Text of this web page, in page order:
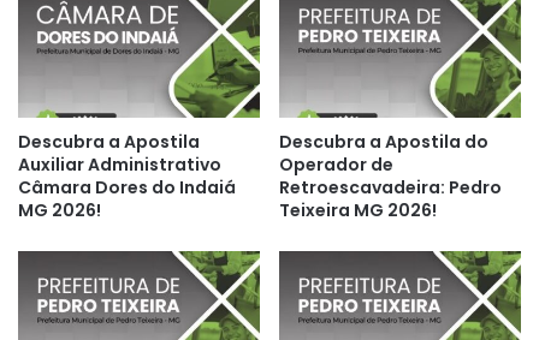
Descubra a Apostila
Auxiliar Administrativo
Câmara Dores do Indaiá
MG 2026!
Descubra a Apostila do
Operador de
Retroescavadeira: Pedro
Teixeira MG 2026!